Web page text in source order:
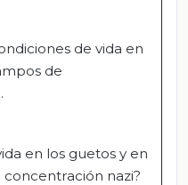
de vida en
de
en los guetos y en
nazi?